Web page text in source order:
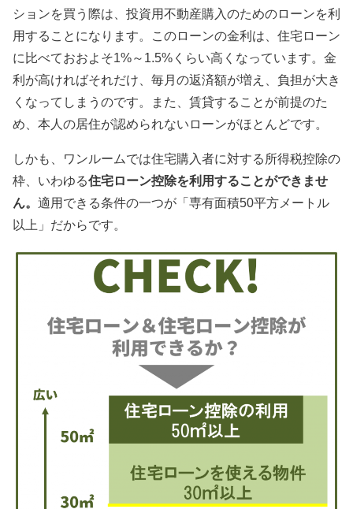
ションを買う際は、投資用不動産購入のためのローンを利
用することになります。このローンの金利は、住宅ローン
に比べておおよそ1%～1.5%くらい高くなっています。金
利が高ければそれだけ、毎月の返済額が増え、負担が大き
くなってしまうのです。また、賃貸することが前提のた
め、本人の居住が認められないローンがほとんどです。
しかも、ワンルームでは住宅購入者に対する所得税控除の
枠、いわゆる住宅ローン控除を利用することができませ
ん。 適用できる条件の一つが「専有面積50平方メートル
以上」だからです。